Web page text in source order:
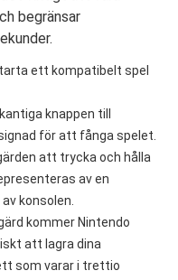
begränsar
ett kompatibelt spel
knappen till
för att fånga spelet.
att trycka och hålla
av en
konsolen.
kommer Nintendo
att lagra dina
som varar i trettio